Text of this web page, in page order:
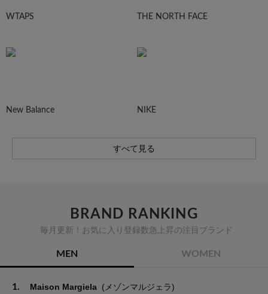
WTAPS THE NORTH FACE
New Balance NIKE
すべて見る
BRAND RANKING
毎月更新！お気に入り登録数急上昇の注目ブランド
MEN WOMEN
1. Maison Margiela (メゾンマルジェラ)